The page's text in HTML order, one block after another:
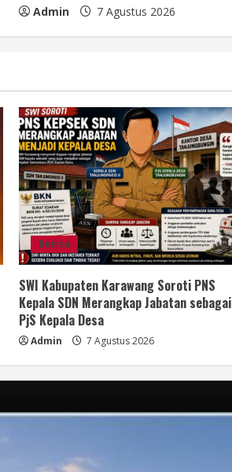
Admin 7 Agustus 2026
Berita
SWI Kabupaten Karawang Soroti PNS
Kepala SDN Merangkap Jabatan sebagai
PjS Kepala Desa
Admin 7 Agustus 2026